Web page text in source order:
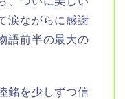
涙ながらに感謝
語前半の最大の
銘を少しずつ信